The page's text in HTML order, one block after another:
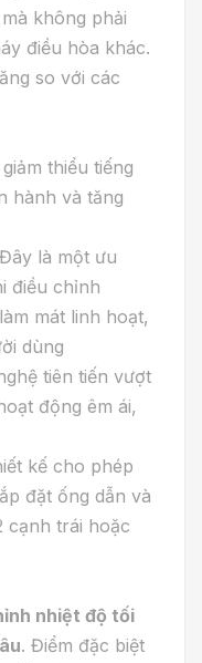
không phải
điều hòa khác.
so với các
thiểu tiếng
hành và tăng
Đây là một ưu
điều chỉnh
mát linh hoạt,
dùng
tiên tiến vượt
động êm ái,
kế cho phép
đặt ống dẫn và
cạnh trái hoặc
nhiệt độ tối
. Điểm đặc biệt